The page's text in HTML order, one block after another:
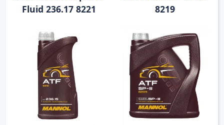
Fluid 236.17 8221
8219